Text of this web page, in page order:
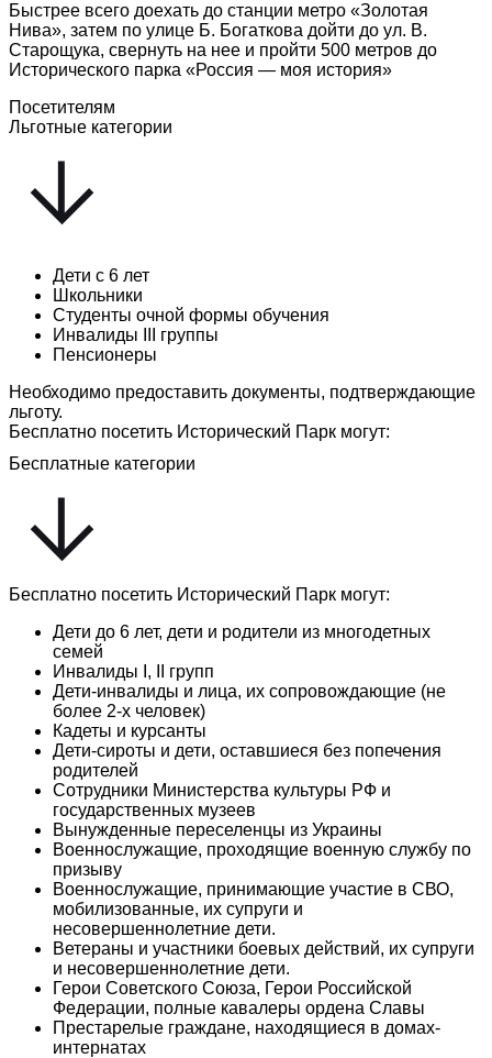
Быстрее всего доехать до станции метро «Золотая
Нива», затем по улице Б. Богаткова дойти до ул. В.
Старощука, свернуть на нее и пройти 500 метров до
Исторического парка «Россия — моя история»
Посетителям
Льготные категории
Дети с 6 лет
Школьники
Студенты очной формы обучения
Инвалиды III группы
Пенсионеры
Необходимо предоставить документы, подтверждающие
льготу.
Бесплатно посетить Исторический Парк могут:
Бесплатные категории
Бесплатно посетить Исторический Парк могут:
Дети до 6 лет, дети и родители из многодетных
семей
Инвалиды I, II групп
Дети-инвалиды и лица, их сопровождающие (не
более 2-х человек)
Кадеты и курсанты
Дети-сироты и дети, оставшиеся без попечения
родителей
Сотрудники Министерства культуры РФ и
государственных музеев
Вынужденные переселенцы из Украины
Военнослужащие, проходящие военную службу по
призыву
Военнослужащие, принимающие участие в СВО,
мобилизованные, их супруги и
несовершеннолетние дети.
Ветераны и участники боевых действий, их супруги
и несовершеннолетние дети.
Герои Советского Союза, Герои Российской
Федерации, полные кавалеры ордена Славы
Престарелые граждане, находящиеся в домах-
интернатах